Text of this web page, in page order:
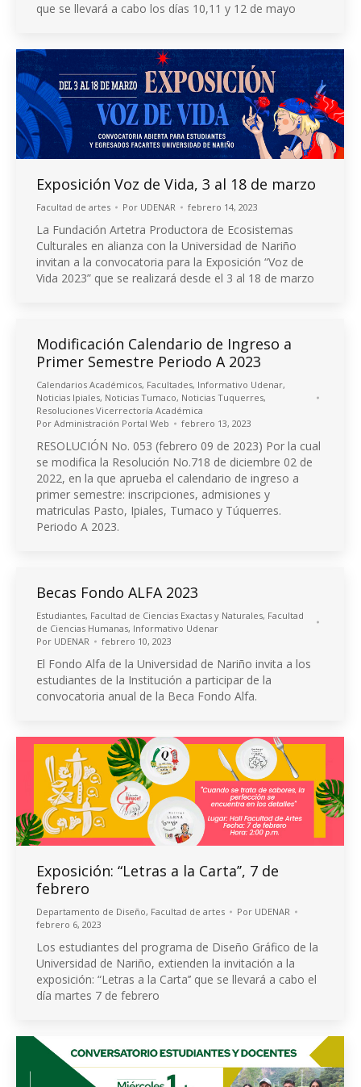
que se llevará a cabo los días 10,11 y 12 de mayo
Exposición Voz de Vida, 3 al 18 de marzo
Facultad de artes Por UDENAR febrero 14, 2023
La Fundación Artetra Productora de Ecosistemas
Culturales en alianza con la Universidad de Nariño
invitan a la convocatoria para la Exposición “Voz de
Vida 2023” que se realizará desde el 3 al 18 de marzo
Modificación Calendario de Ingreso a
Primer Semestre Periodo A 2023
Calendarios Académicos, Facultades, Informativo Udenar,
Noticias Ipiales, Noticias Tumaco, Noticias Tuquerres,
Resoluciones Vicerrectoría Académica
Por Administración Portal Web febrero 13, 2023
RESOLUCIÓN No. 053 (febrero 09 de 2023) Por la cual
se modifica la Resolución No.718 de diciembre 02 de
2022, en la que aprueba el calendario de ingreso a
primer semestre: inscripciones, admisiones y
matriculas Pasto, Ipiales, Tumaco y Túquerres.
Periodo A 2023.
Becas Fondo ALFA 2023
Estudiantes, Facultad de Ciencias Exactas y Naturales, Facultad
de Ciencias Humanas, Informativo Udenar
Por UDENAR febrero 10, 2023
El Fondo Alfa de la Universidad de Nariño invita a los
estudiantes de la Institución a participar de la
convocatoria anual de la Beca Fondo Alfa.
Exposición: “Letras a la Carta’’, 7 de
febrero
Departamento de Diseño, Facultad de artes Por UDENAR
febrero 6, 2023
Los estudiantes del programa de Diseño Gráfico de la
Universidad de Nariño, extienden la invitación a la
exposición: “Letras a la Carta’’ que se llevará a cabo el
día martes 7 de febrero